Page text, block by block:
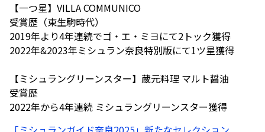
【一つ星】VILLA COMMUNICO
受賞歴（東生駒時代）
2019年より4年連続でゴ・エ・ミヨにて2トック獲得
2022年&2023年ミシュラン奈良特別版にて1ツ星獲得
【ミシュラングリーンスター】蔵元料理 マルト醤油
受賞歴
2022年から4年連続 ミシュラングリーンスター獲得